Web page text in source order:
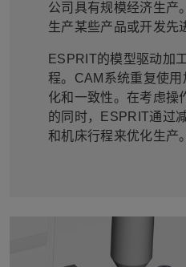
公司具有规模经济生产
生产某些产品或开发先
ESPRIT的模型驱动加
程。 CAM 系统重复使
化和一致性。在考虑操
的同时，
ESPRIT通过
和机床行程来优化生产。